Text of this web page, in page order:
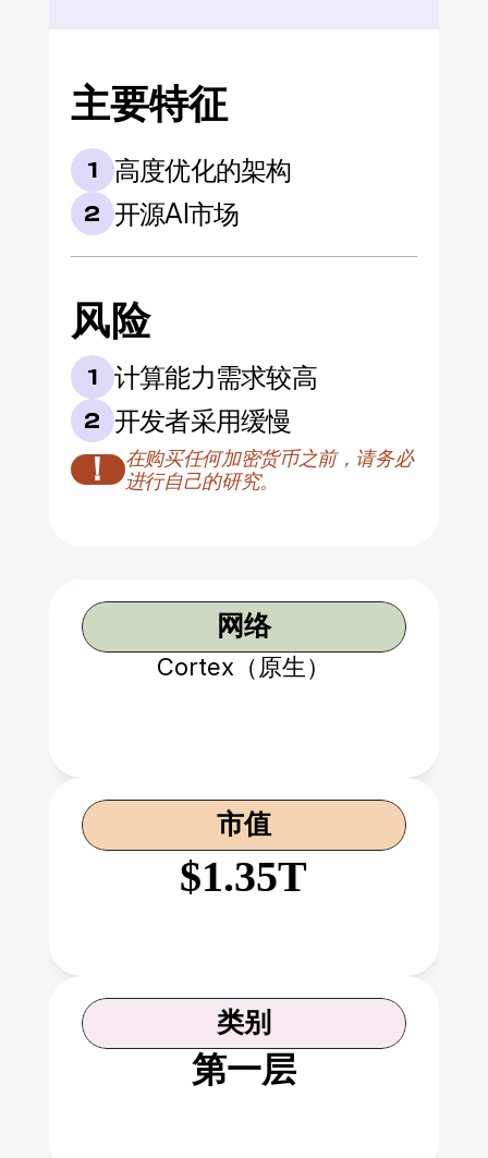
主要特征
1 高度优化的架构
2 开源AI市场
风险
1 计算能力需求较高
2 开发者采用缓慢
！
在购买任何加密货币之前，请务必
进行自己的研究。
网络
Cortex（原生）
市值
$1.35T
类别
第一层